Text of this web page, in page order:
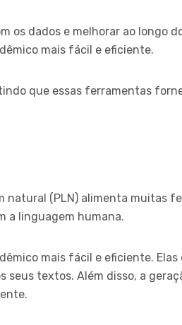
os dados e melhorar ao longo
mais fácil e eficiente.
que essas ferramentas
natural (PLN) alimenta muitas
a linguagem humana.
mais fácil e eficiente. Elas
seus textos. Além disso, a